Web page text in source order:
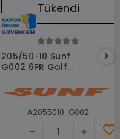
Stokta Yok
Tükendi
205/50-10 Sunf
G002 6PR Golf
A2055010-G002